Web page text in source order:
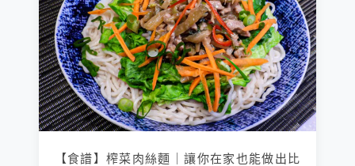
【食譜】榨菜肉絲麵｜讓你在家也能做出比